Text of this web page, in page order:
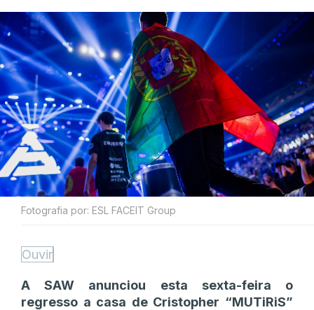
Fotografia por: ESL FACEIT Group
Ouvir
A SAW anunciou esta sexta-feira o
regresso a casa de Cristopher “MUTiRiS”